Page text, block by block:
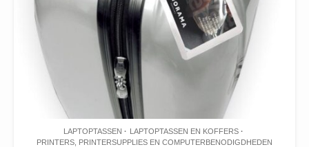
LAPTOPTASSEN
LAPTOPTASSEN EN KOFFERS
PRINTERS, PRINTERSUPPLIES EN COMPUTERBENODIGDHEDEN